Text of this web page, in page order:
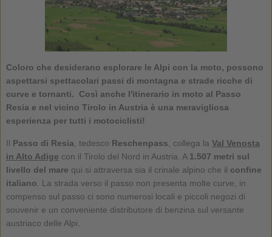
Coloro che desiderano esplorare le Alpi con la moto, possono
aspettarsi spettacolari passi di montagna e strade ricche di
curve e tornanti. Così anche l'itinerario in moto al Passo
Resia e nel vicino Tirolo in Austria è una meravigliosa
esperienza per tutti i motociclisti!
Il Passo di Resia , tedesco Reschenpass , collega la Val Venosta
in Alto Adige con il Tirolo del Nord in Austria. A 1.507 metri sul
livello del mare qui si attraversa sia il crinale alpino che il confine
italiano . La strada verso il passo non presenta molte curve, in
compenso sul passo ci sono numerosi locali e piccoli negozi di
souvenir e un conveniente distributore di benzina sul versante
austriaco delle Alpi.